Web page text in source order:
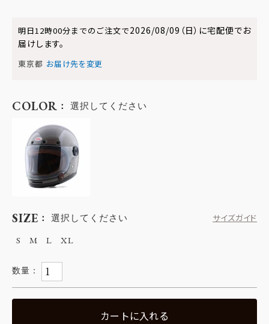
明日12時00分までのご注文で2026/08/09（日） に宅配便でお
届けします。
東京都 お届け先を変更
SIZE 選択してください
サイズガイド
S
M L XL
COLOR 選択してください
カートに入れる